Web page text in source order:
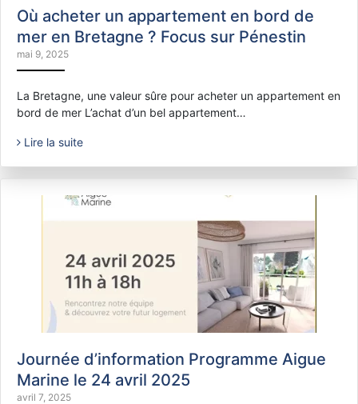
Où acheter un appartement en bord de
mer en Bretagne ? Focus sur Pénestin
mai 9, 2025
La Bretagne, une valeur sûre pour acheter un appartement en
bord de mer L’achat d’un bel appartement…
Lire la suite
Journée d’information Programme Aigue
Marine le 24 avril 2025
avril 7, 2025